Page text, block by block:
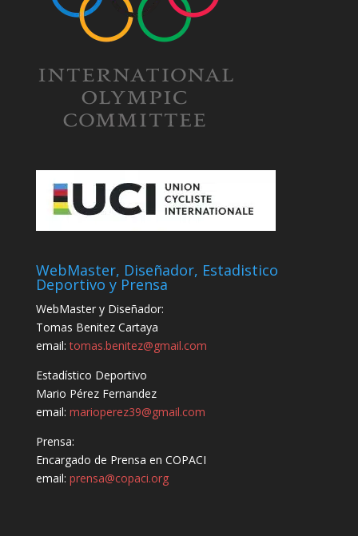
WebMaster, Diseñador, Estadistico
Deportivo y Prensa
WebMaster y Diseñador:
Tomas Benitez Cartaya
email:tomas.benitez@gmail.com
Estadístico Deportivo
Mario Pérez Fernandez
email: marioperez39@gmail.com
Prensa:
Encargado de Prensa en COPACI
email: prensa@copaci.org